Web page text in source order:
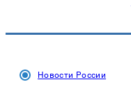
Новости России